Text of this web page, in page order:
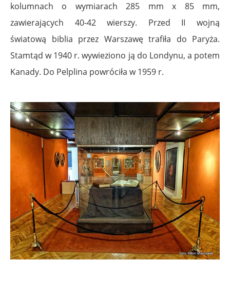
kolumnach o wymiarach 285 mm x 85 mm,
zawierających 40-42 wierszy. Przed II wojną
światową biblia przez Warszawę trafiła do Paryża.
Stamtąd w 1940 r. wywieziono ją do Londynu, a potem
Kanady. Do Pelplina powróciła w 1959 r.